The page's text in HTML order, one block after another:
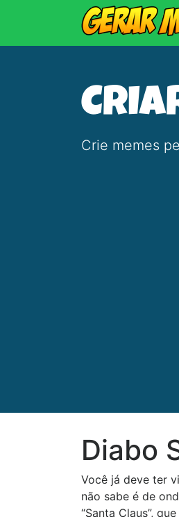
Crie memes
Diabo
Você já deve ter
não sabe é de
“Santa Claus”,